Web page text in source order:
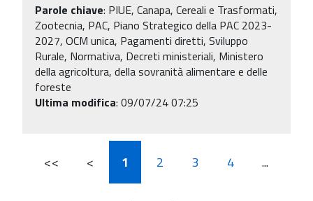
Parole chiave: PIUE, Canapa, Cereali e Trasformati,
Zootecnia, PAC, Piano Strategico della PAC 2023-
2027, OCM unica, Pagamenti diretti, Sviluppo
Rurale, Normativa, Decreti ministeriali, Ministero
della agricoltura, della sovranità alimentare e delle
foreste
Ultima modifica: 09/07/24 07:25
<< < 1 2 3 4 ...